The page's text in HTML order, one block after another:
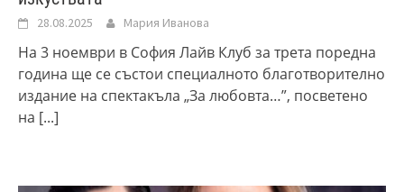
28.08.2025 Мария Иванова
На 3 ноември в София Лайв Клуб за трета поредна
година ще се състои специалното благотворително
издание на спектакъла „За любовта…”, посветено
на [...]